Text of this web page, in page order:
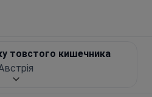
товстого кишечника